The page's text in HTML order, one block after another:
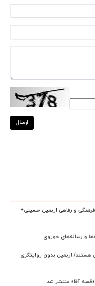
ارسال
فرهنگی و رفاهی اربعین حسینی+
و رساله‌های حوزوی
هستند/ اربعین بدون روایتگری
آقا» منتشر شد